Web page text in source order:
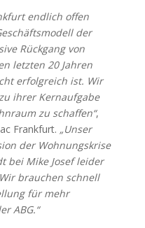
endlich offen
der
Rückgang von
letzten 20 Jahren
erfolgreich ist. Wir
ihrer Kernaufgabe
zu schaffen“,
Frankfurt. „Unser
der Wohnungskrise
bei Mike Josef leider
brauchen schnell
für mehr
ABG.“